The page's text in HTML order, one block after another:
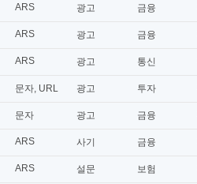
ARS 광고 금융
ARS 광고 금융
ARS 광고 통신
문자, URL 광고 투자
문자 광고 금융
ARS 사기 금융
ARS 설문 보험